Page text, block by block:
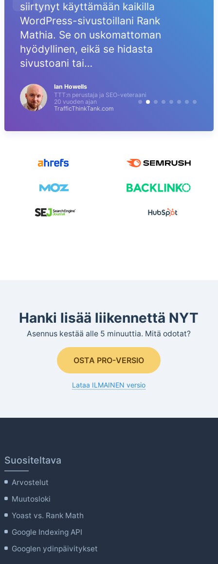
siirtynyt käyttämään kaikilla
WordPress-sivustoillani Rank
Mathia. Se on uskomattoman
hyödyllinen, eikä se hidasta
sivustoani tai…
Ian Howells
TTT:n perustaja ja SEO-veteraani
20 vuoden ajan
TrafficThinkTank.com
Hanki lisää liikennettä NYT
Asennus kestää alle 5 minuuttia. Mitä odotat?
OSTA PRO-VERSIO
Lataa ILMAINEN versio
Suositeltava
Arvostelut
Muutosloki
Yoast vs. Rank Math
Google Indexing API
Googlen ydinpäivitykset